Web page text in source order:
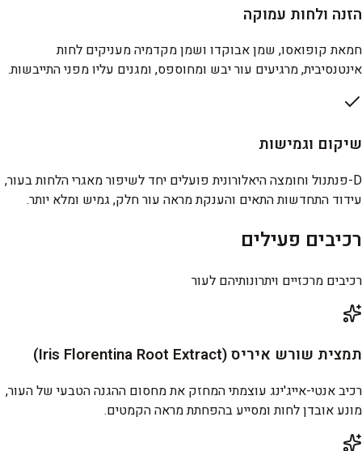
הזנה ולחות עמוקה
חמאת קופואסו, שמן אבוקדו ושמן מקדמיה מעניקים לחות
אינטנסיבית, מרגיעים עור יבש ומחוספס, ומגנים עליו מפני התייבשות.
שיקום וגמישות
D-פנתנול וחומצה היאלורונית פועלים יחד לשיפור מאגרי הלחות בעור,
עידוד התחדשות התאים והענקת מראה עור חלק, גמיש ומלא יותר.
רכיבים פעילים
רכיבים מרכזיים ויתרונותיהם לעור
תמצית שורש איריס (Iris Florentina Root Extract)
רכיב אנטי-אייג'ינג עוצמתי המחזק את מחסום ההגנה הטבעי של העור,
מונע אובדן לחות ומסייע בהפחתת מראה הקמטים.